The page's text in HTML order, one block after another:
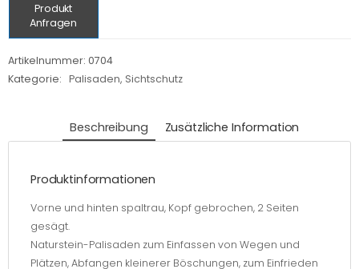
Produkt
Anfragen
Artikelnummer: 0704
Kategorie:
Palisaden, Sichtschutz
Beschreibung Zusätzliche Information
Produktinformationen
Vorne und hinten spaltrau, Kopf gebrochen, 2 Seiten
gesägt.
Naturstein-Palisaden zum Einfassen von Wegen und
Plätzen, Abfangen kleinerer Böschungen, zum Einfrieden